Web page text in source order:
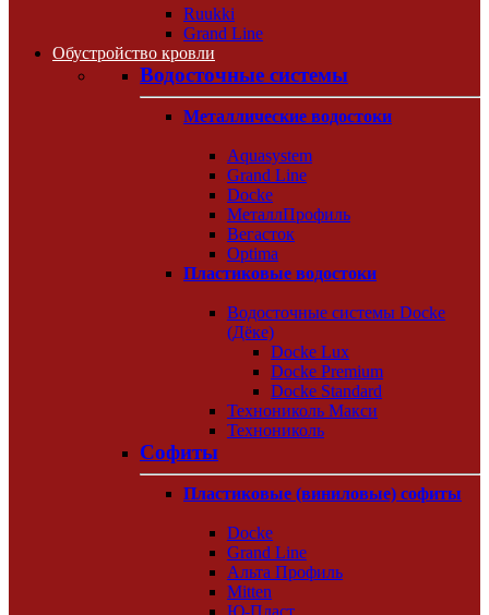
Ruukki
Grand Line
Обустройство кровли
Водосточные системы
Металлические водостоки
Aquasystem
Grand Line
Docke
МеталлПрофиль
Вегасток
Optima
Пластиковые водостоки
Водосточные системы Docke
(Дёке)
Docke Lux
Docke Premium
Docke Standard
Технониколь Макси
Технониколь
Софиты
Пластиковые (виниловые) софиты
Docke
Grand Line
Альта Профиль
Mitten
Ю-Пласт